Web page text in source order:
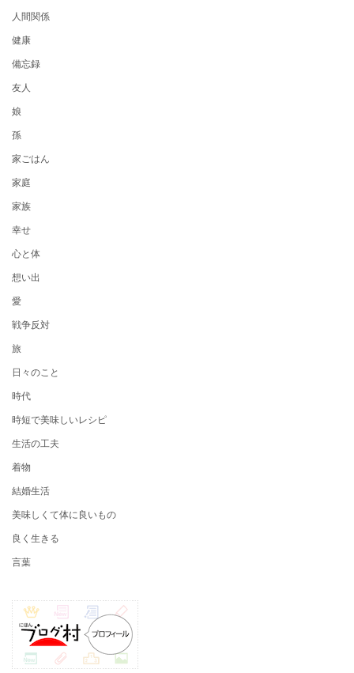
人間関係
健康
備忘録
友人
娘
孫
家ごはん
家庭
家族
幸せ
心と体
想い出
愛
戦争反対
旅
日々のこと
時代
時短で美味しいレシピ
生活の工夫
着物
結婚生活
美味しくて体に良いもの
良く生きる
言葉